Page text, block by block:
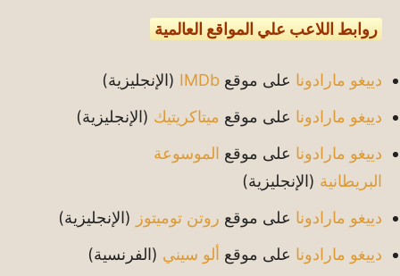
روابط اللاعب علي المواقع العالمية
دييغو مارادونا على موقع IMDb (الإنجليزية)
دييغو مارادونا على موقع ميتاكريتيك (الإنجليزية)
دييغو مارادونا على موقع الموسوعة
البريطانية (الإنجليزية)
دييغو مارادونا على موقع روتن توميتوز (الإنجليزية)
دييغو مارادونا على موقع ألو سيني (الفرنسية)